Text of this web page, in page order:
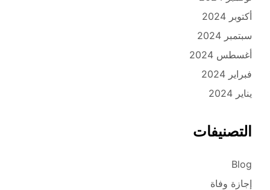
أكتوبر 2024
سبتمبر 2024
أغسطس 2024
فبراير 2024
يناير 2024
التصنيفات
Blog
إجازة وفاة